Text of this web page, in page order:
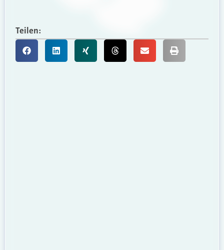
Teilen: